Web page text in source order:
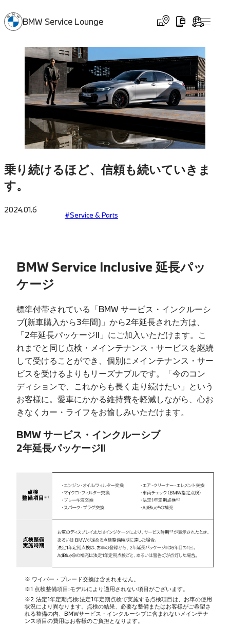
BMW Service Lounge
乗り続けるほど、信頼も続いていきま
す。
2024.01.6
#Service & Parts
BMW Service Inclusive 延長パッ
ケージ
標準付帯されている「BMW サービス・インクルーシ
ブ(新車購入から3年間)」から2年延長された方は、
「2年延長パッケージII」にご加入いただけます。こ
れまでと同じ点検・メインテナンス・サービスを継続
して受けることができ、個別にメインテナンス・サー
ビスを受けるよりもリーズナブルです。「今のコン
ディションで、これからも長く走り続けたい」という
お客様に。愛車にかかる維持費を軽減しながら、心お
きなくカー・ライフをお愉しみいただけます。
BMW サービス・インクルーシブ
2年延長パッケージII
※ ワイパー・ブレード交換は含まれません。
※1 点検整備項目:モデルにより適用されない項目がございます。
※2 法定1年定期点検:法定1年定期点検で実施する点検項目は、お車の使用
状況により異なります。点検の結果、必要な整備またはお客様がご希望さ
れる整備の内、BMWサービス・インクルーシブに含まれないメインテナ
ンス項目の費用はお客様のご負担となります。